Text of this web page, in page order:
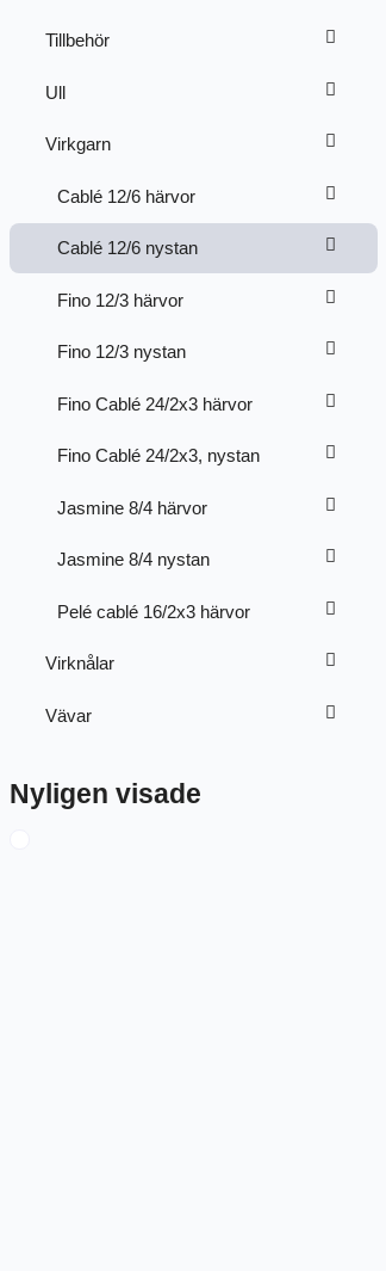
Tillbehör
Ull
Virkgarn
Cablé 12/6 härvor
Cablé 12/6 nystan
Fino 12/3 härvor
Fino 12/3 nystan
Fino Cablé 24/2x3 härvor
Fino Cablé 24/2x3, nystan
Jasmine 8/4 härvor
Jasmine 8/4 nystan
Pelé cablé 16/2x3 härvor
Virknålar
Vävar
Nyligen visade